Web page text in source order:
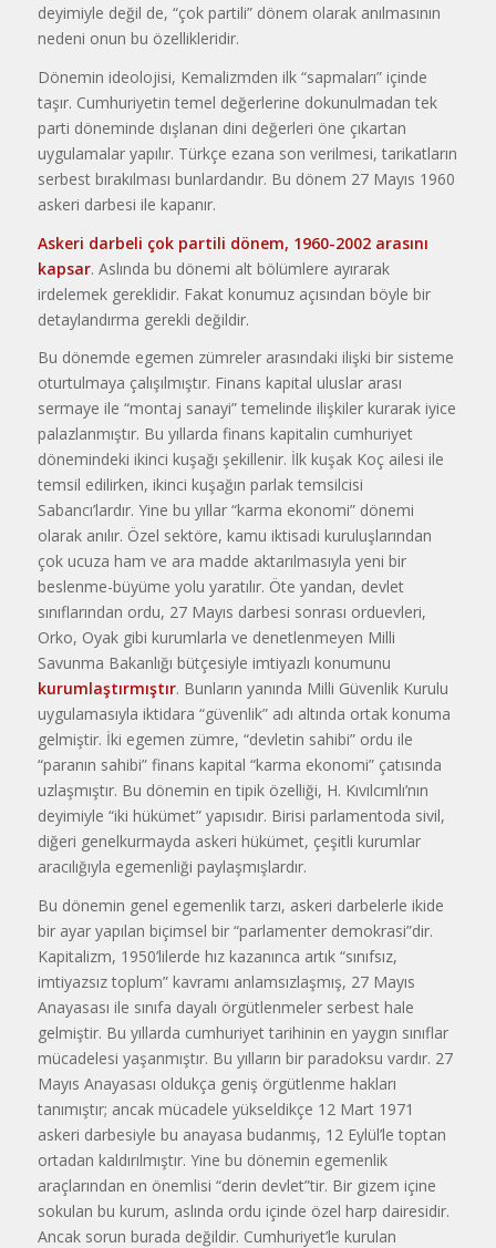
deyimiyle değil de, “çok partili” dönem olarak anılmasının
nedeni onun bu özellikleridir.
Dönemin ideolojisi, Kemalizmden ilk “sapmaları” içinde
taşır. Cumhuriyetin temel değerlerine dokunulmadan tek
parti döneminde dışlanan dini değerleri öne çıkartan
uygulamalar yapılır. Türkçe ezana son verilmesi, tarikatların
serbest bırakılması bunlardandır. Bu dönem 27 Mayıs 1960
askeri darbesi ile kapanır.
Askeri darbeli çok partili dönem, 1960-2002 arasını
kapsar. Aslında bu dönemi alt bölümlere ayırarak
irdelemek gereklidir. Fakat konumuz açısından böyle bir
detaylandırma gerekli değildir.
Bu dönemde egemen zümreler arasındaki ilişki bir sisteme
oturtulmaya çalışılmıştır. Finans kapital uluslar arası
sermaye ile “montaj sanayi” temelinde ilişkiler kurarak iyice
palazlanmıştır. Bu yıllarda finans kapitalin cumhuriyet
dönemindeki ikinci kuşağı şekillenir. İlk kuşak Koç ailesi ile
temsil edilirken, ikinci kuşağın parlak temsilcisi
Sabancı’lardır. Yine bu yıllar “karma ekonomi” dönemi
olarak anılır. Özel sektöre, kamu iktisadi kuruluşlarından
çok ucuza ham ve ara madde aktarılmasıyla yeni bir
beslenme-büyüme yolu yaratılır. Öte yandan, devlet
sınıflarından ordu, 27 Mayıs darbesi sonrası orduevleri,
Orko, Oyak gibi kurumlarla ve denetlenmeyen Milli
Savunma Bakanlığı bütçesiyle imtiyazlı konumunu
kurumlaştırmıştır. Bunların yanında Milli Güvenlik Kurulu
uygulamasıyla iktidara “güvenlik” adı altında ortak konuma
gelmiştir. İki egemen zümre, “devletin sahibi” ordu ile
“paranın sahibi” finans kapital “karma ekonomi” çatısında
uzlaşmıştır. Bu dönemin en tipik özelliği, H. Kıvılcımlı’nın
deyimiyle “iki hükümet” yapısıdır. Birisi parlamentoda sivil,
diğeri genelkurmayda askeri hükümet, çeşitli kurumlar
aracılığıyla egemenliği paylaşmışlardır.
Bu dönemin genel egemenlik tarzı, askeri darbelerle ikide
bir ayar yapılan biçimsel bir “parlamenter demokrasi”dir.
Kapitalizm, 1950’lilerde hız kazanınca artık “sınıfsız,
imtiyazsız toplum” kavramı anlamsızlaşmış, 27 Mayıs
Anayasası ile sınıfa dayalı örgütlenmeler serbest hale
gelmiştir. Bu yıllarda cumhuriyet tarihinin en yaygın sınıflar
mücadelesi yaşanmıştır. Bu yılların bir paradoksu vardır. 27
Mayıs Anayasası oldukça geniş örgütlenme hakları
tanımıştır; ancak mücadele yükseldikçe 12 Mart 1971
askeri darbesiyle bu anayasa budanmış, 12 Eylül’le toptan
ortadan kaldırılmıştır. Yine bu dönemin egemenlik
araçlarından en önemlisi “derin devlet”tir. Bir gizem içine
sokulan bu kurum, aslında ordu içinde özel harp dairesidir.
Ancak sorun burada değildir. Cumhuriyet’le kurulan